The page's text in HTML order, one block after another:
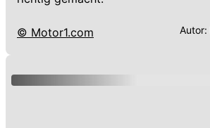
© Motor1.com Autor: